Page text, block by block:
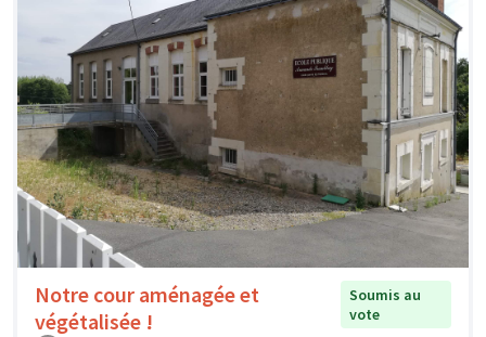
Notre cour aménagée et
végétalisée !
Soumis au
vote